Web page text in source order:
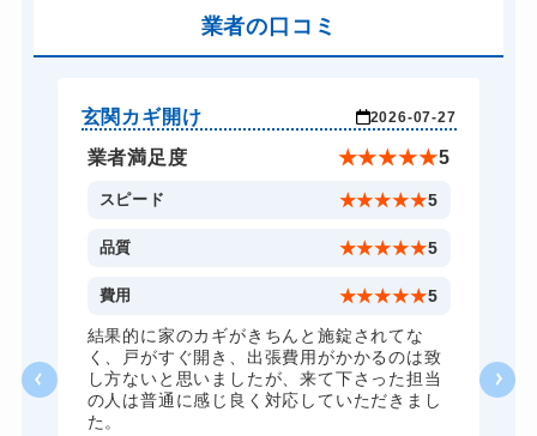
バイクカギ開け
スーツケースカギ作成 8,800円～(税込)
金庫カギ開け 14,300円～(税込)
金庫カギ修理 11,000円～(税込)
ロッカーカギ開け 8,800円～(税込)
10,780円～(税込)
8,800円～(税込)
ドアノブカギ交換 11,000円～(税込)
業者の口コミ
玄関カギ開け 2026-07-27
業者満足度 ★★★★★5
スピード ★★★★★5
品質 ★★★★★5
費用 ★★★★★5
結果的に家のカギがきちんと施錠されてな
く、戸がすぐ開き、出張費用がかかるのは致
し方ないと思いましたが、来て下さった担当
の人は普通に感じ良く対応していただきまし
た。